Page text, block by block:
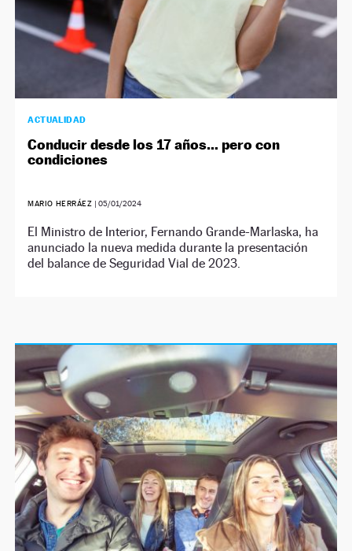
ACTUALIDAD
Conducir desde los 17 años… pero con
condiciones
MARIO HERRÁEZ | 05/01/2024
El Ministro de Interior, Fernando Grande-Marlaska, ha
anunciado la nueva medida durante la presentación
del balance de Seguridad Vial de 2023.